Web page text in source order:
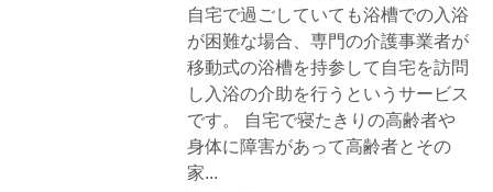
自宅で過ごしていても浴槽での入浴
が困難な場合、専門の介護事業者が
移動式の浴槽を持参して自宅を訪問
し入浴の介助を行うというサービス
です。 自宅で寝たきりの高齢者や
身体に障害があって高齢者とその
家...